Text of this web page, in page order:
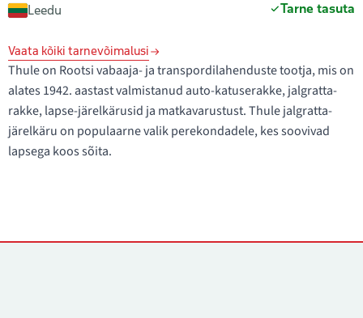
Leedu Tarne tasuta
Vaata kõiki tarnevõimalusi
Thule on Rootsi vabaaja- ja transpordilahenduste tootja, mis on
alates 1942. aastast valmistanud auto-katuserakke, jalgratta-
rakke, lapse-järelkärusid ja matkavarustust. Thule jalgratta-
järelkäru on populaarne valik perekondadele, kes soovivad
lapsega koos sõita.